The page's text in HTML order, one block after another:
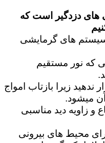
دزدگیر است که
سیستم های گرمایشی
که نور مستقیم
زیرا بازتاب امواج
میشود.
و زاویه دید مناسبی
محیط های بیرونی